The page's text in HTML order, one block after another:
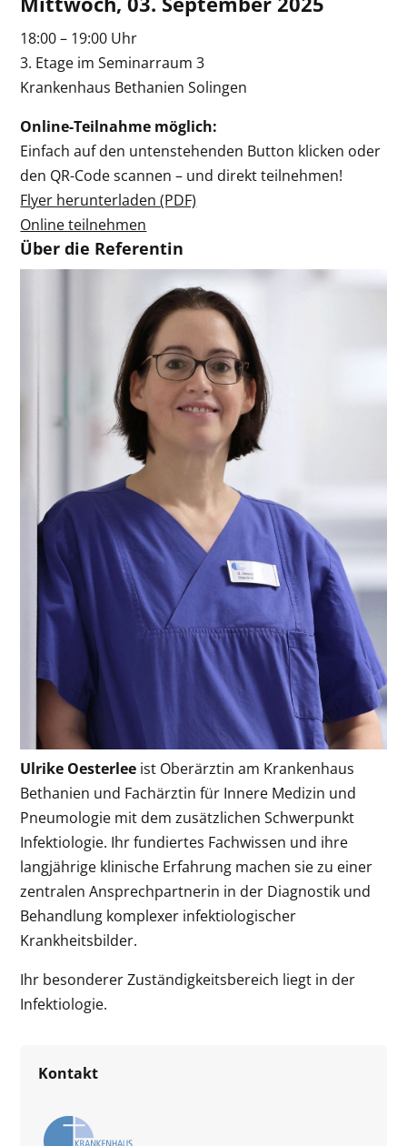
18:00 – 19:00 Uhr
3. Etage im Seminarraum 3
Krankenhaus Bethanien Solingen
Online-Teilnahme möglich:
Einfach auf den untenstehenden Button klicken oder
den QR-Code scannen – und direkt teilnehmen!
Flyer herunterladen (PDF)
Online teilnehmen
Über die Referentin
Ulrike Oesterlee ist Oberärztin am Krankenhaus
Bethanien und Fachärztin für Innere Medizin und
Pneumologie mit dem zusätzlichen Schwerpunkt
Infektiologie. Ihr fundiertes Fachwissen und ihre
langjährige klinische Erfahrung machen sie zu einer
zentralen Ansprechpartnerin in der Diagnostik und
Behandlung komplexer infektiologischer
Krankheitsbilder.
Ihr besonderer Zuständigkeitsbereich liegt in der
Infektiologie.
Kontakt